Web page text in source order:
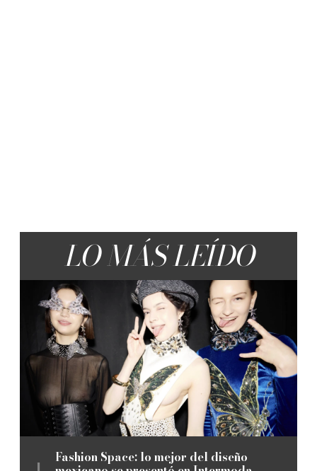
LO MÁS LEÍDO
Fashion Space: lo mejor del diseño